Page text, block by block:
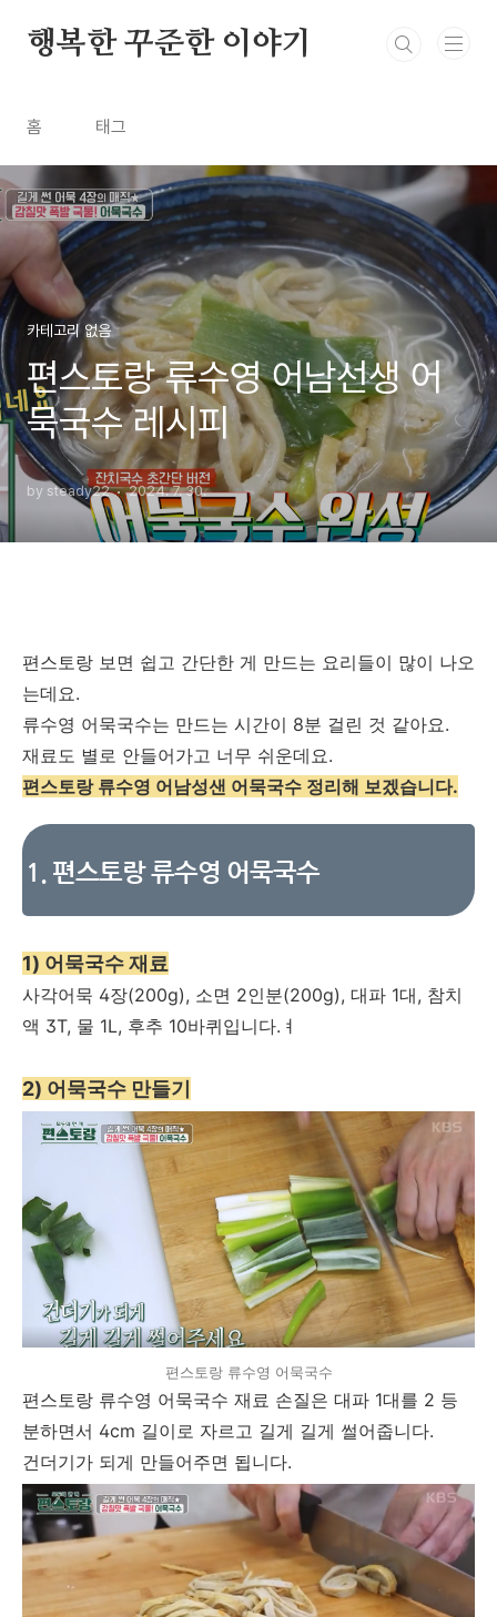
행복한 꾸준한 이야기
홈 태그
카테고리 없음
편스토랑 류수영 어남선생 어
묵국수 레시피
by steady22 2024. 7. 30.
편스토랑 보면 쉽고 간단한 게 만드는 요리들이 많이 나오
는데요.
류수영 어묵국수는 만드는 시간이 8분 걸린 것 같아요.
재료도 별로 안들어가고 너무 쉬운데요.
편스토랑 류수영 어남성샌 어묵국수 정리해 보겠습니다.
1. 편스토랑 류수영 어묵국수
1) 어묵국수 재료
사각어묵 4장(200g), 소면 2인분(200g), 대파 1대, 참치
액 3T, 물 1L, 후추 10바퀴입니다.ㅕ
2) 어묵국수 만들기
편스토랑 류수영 어묵국수
편스토랑 류수영 어묵국수 재료 손질은 대파 1대를 2 등
분하면서 4cm 길이로 자르고 길게 길게 썰어줍니다.
건더기가 되게 만들어주면 됩니다.